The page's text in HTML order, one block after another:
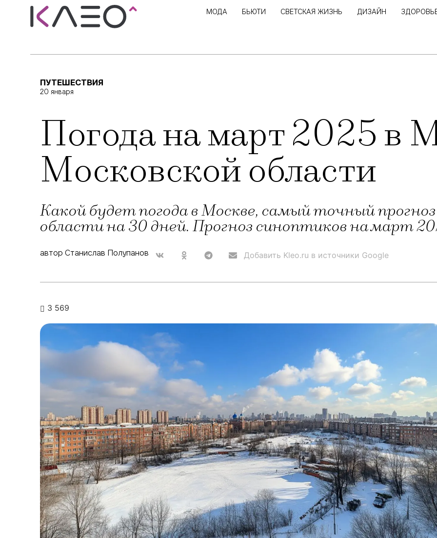
МОДА БЬЮТИ СВЕТСКАЯ ЖИЗНЬ ДИЗАЙН
ПУТЕШЕСТВИЯ
20 января
Погода на март 2025 в
Московской области
Какой будет погода в Москве, самый точный
области на 30 дней. Прогноз синоптиков на март
автор Станислав Полупанов Добавить Kleo.ru в источники Google
3 569